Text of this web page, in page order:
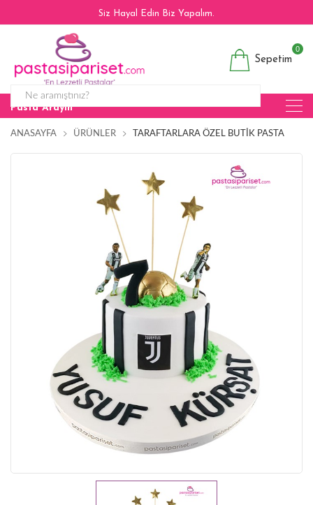
Siz Hayal Edin Biz Yapalım.
Sepetim
0
Pasta Arayın
ANASAYFA ÜRÜNLER TARAFTARLARA ÖZEL BUTIK PASTA